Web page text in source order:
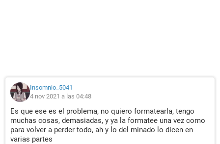
Insomnio_5041
4 nov 2021 a las 04:48
Es que ese es el problema, no quiero formatearla, tengo
muchas cosas, demasiadas, y ya la formatee una vez como
para volver a perder todo, ah y lo del minado lo dicen en
varias partes